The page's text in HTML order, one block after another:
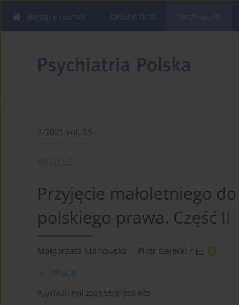
Bieżący numer Online first
3/2021 vol. 55
Przyjęcie małoletniego
polskiego prawa. Część II
Małgorzata Manowska 1 , Piotr Gałecki 2
Więcej
Psychiatr Pol 2021;55(3):599-605